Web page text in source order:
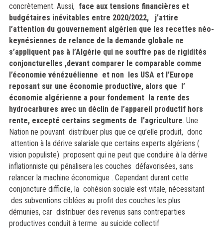
concrètement. Aussi, face aux tensions financières et
budgétaires inévitables entre 2020/2022,
j’attire
l’attention du gouvernement algérien que les recettes néo-
keynésiennes de relance de la demande globale ne
s’appliquent pas à l’Algérie qui ne souffre pas de rigidités
conjoncturelles ,devant comparer le comparable comme
l’économie vénézuélienne et non les USA et l’Europe
reposant sur une économie productive, alors que l’
économie algérienne a pour fondement la rente des
hydrocarbures avec un déclin de l’appareil productif hors
rente, excepté certains segments de l’agriculture. Une
Nation ne pouvant distribuer plus que ce qu’elle produit, donc
attention à la dérive salariale que certains experts algériens (
vision populiste) proposent qui ne peut que conduire à la dérive
inflationniste qui pénalisera les couches défavorisées, sans
relancer la machine économique . Cependant durant cette
conjoncture difficile, la cohésion sociale est vitale, nécessitant
des subventions ciblées au profit des couches les plus
démunies, car distribuer des revenus sans contreparties
productives conduit à terme au suicide collectif